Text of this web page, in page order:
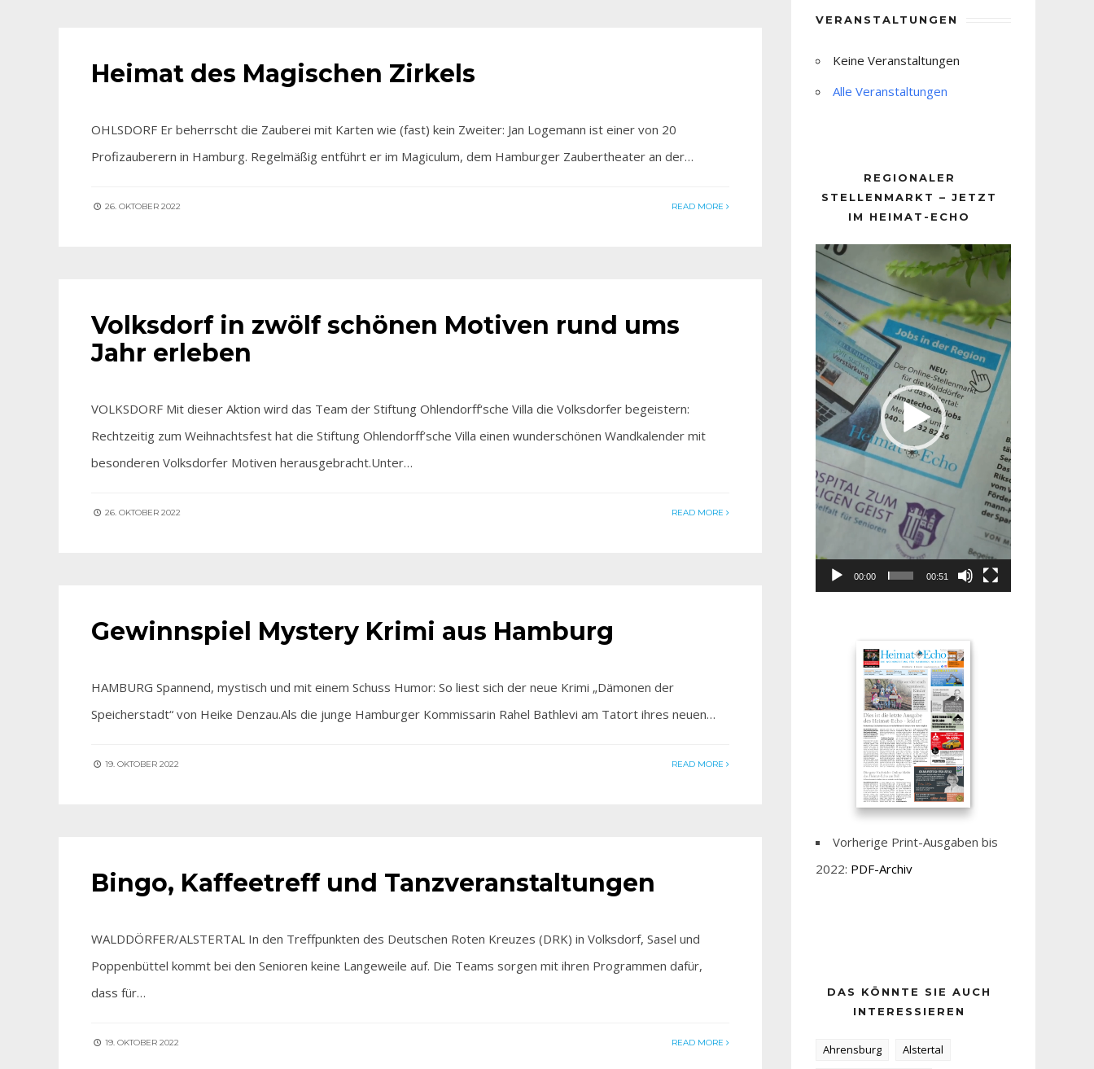
Heimat des Magischen Zirkels
OHLSDORF Er beherrscht die Zauberei mit Karten wie (fast) kein Zweiter: Jan Logemann ist einer von 20
Profizauberern in Hamburg. Regelmäßig entführt er im Magiculum, dem Hamburger Zaubertheater an der…
26. OKTOBER 2022 READ MORE
Volksdorf in zwölf schönen Motiven rund ums
Jahr erleben
VOLKSDORF Mit dieser Aktion wird das Team der Stiftung Ohlendorff‘sche Villa die Volksdorfer begeistern:
Rechtzeitig zum Weihnachtsfest hat die Stiftung Ohlendorff’sche Villa einen wunderschönen Wandkalender mit
besonderen Volksdorfer Motiven herausgebracht.Unter…
26. OKTOBER 2022 READ MORE
Gewinnspiel Mystery Krimi aus Hamburg
HAMBURG Spannend, mystisch und mit einem Schuss Humor: So liest sich der neue Krimi „Dämonen der
Speicherstadt“ von Heike Denzau.Als die junge Hamburger Kommissarin Rahel Bathlevi am Tatort ihres neuen…
19. OKTOBER 2022 READ MORE
Bingo, Kaffeetreff und Tanzveranstaltungen
WALDDÖRFER/ALSTERTAL In den Treffpunkten des Deutschen Roten Kreuzes (DRK) in Volksdorf, Sasel und
Poppenbüttel kommt bei den Senioren keine Langeweile auf. Die Teams sorgen mit ihren Programmen dafür,
dass für…
19. OKTOBER 2022 READ MORE
VERANSTALTUNGEN
Keine Veranstaltungen
Alle Veranstaltungen
REGIONALER
STELLENMARKT – JETZT
IM HEIMAT-ECHO
Player
00:00 00:51
Vorherige Print-Ausgaben bis
2022: PDF-Archiv
DAS KÖNNTE SIE AUCH
INTERESSIEREN
Ahrensburg
Alstertal